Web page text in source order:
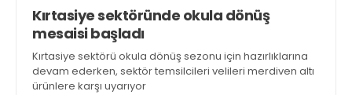
Kırtasiye sektöründe okula dönüş
mesaisi başladı
Kırtasiye sektörü okula dönüş sezonu için hazırlıklarına
devam ederken, sektör temsilcileri velileri merdiven altı
ürünlere karşı uyarıyor